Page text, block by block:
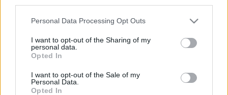
Please note that this website/app uses one or more Google
not limited to your visit or usage behaviour. You may click to
grant or deny consent to Google and its third-party tags to
use your data for below specified purposes in below Google
consent section.
Personal Data Processing Opt Outs
I want to opt-out of the Sharing of my
personal data.
Opted In
I want to opt-out of the Sale of my
Personal Data.
Opted In
A globális éghajlatváltozás lényegével és
az emberek döntő többsége ezt természeti
veszélynek tekinti, a sokkal inkább húsba vágó
senki sem gondol – derül ki a Magyar…